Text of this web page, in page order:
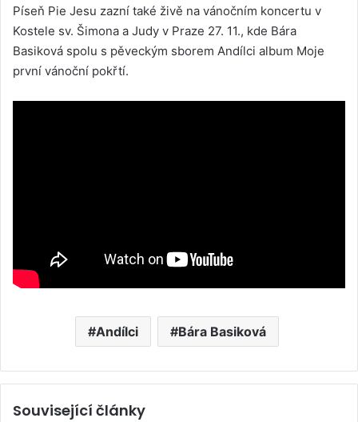
Píseň Pie Jesu zazní také živě na vánočním koncertu v
Kostele sv. Šimona a Judy v Praze 27. 11., kde Bára
Basiková spolu s pěveckým sborem Andílci album Moje
první vánoční pokřtí.
Andílci Bára Basiková
Související články